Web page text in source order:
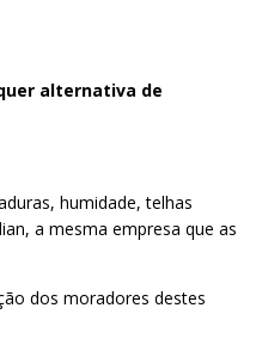
alternativa de
humidade, telhas
a mesma empresa que as
dos moradores destes